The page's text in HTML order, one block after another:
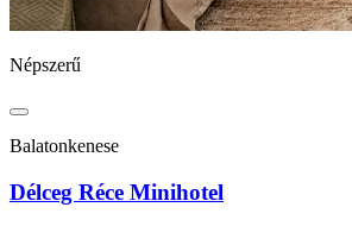
Népszerű
Balatonkenese
Délceg Réce Minihotel